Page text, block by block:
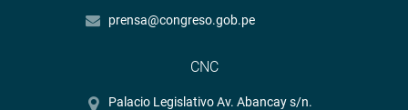
prensa@congreso.gob.pe
CNC
Palacio Legislativo Av. Abancay s/n.